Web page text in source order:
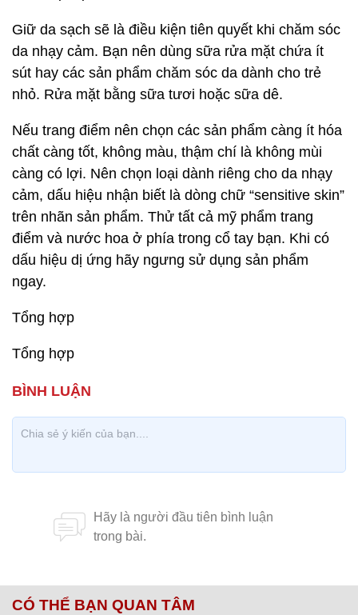
Giữ da sạch sẽ là điều kiện tiên quyết khi chăm sóc
da nhạy cảm. Bạn nên dùng sữa rửa mặt chứa ít
sút hay các sản phẩm chăm sóc da dành cho trẻ
nhỏ. Rửa mặt bằng sữa tươi hoặc sữa dê.
Nếu trang điểm nên chọn các sản phẩm càng ít hóa
chất càng tốt, không màu, thậm chí là không mùi
càng có lợi. Nên chọn loại dành riêng cho da nhạy
cảm, dấu hiệu nhận biết là dòng chữ “sensitive skin”
trên nhãn sản phẩm. Thử tất cả mỹ phẩm trang
điểm và nước hoa ở phía trong cổ tay bạn. Khi có
dấu hiệu dị ứng hãy ngưng sử dụng sản phẩm
ngay.
Tổng hợp
Tổng hợp
CÓ THỂ BẠN QUAN TÂM